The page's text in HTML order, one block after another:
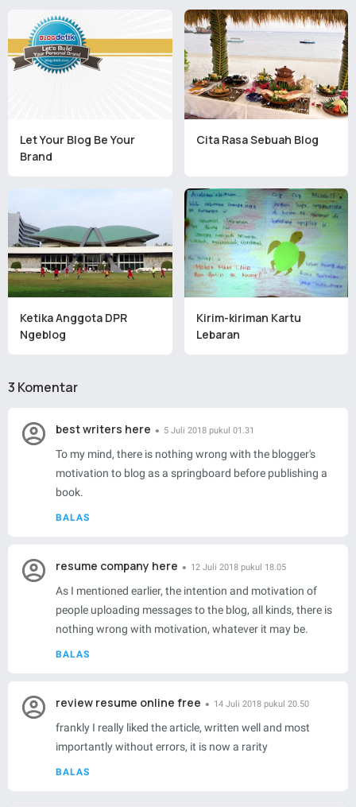
Let Your Blog Be Your
Brand
Cita Rasa Sebuah Blog
Ketika Anggota DPR
Ngeblog
Kirim-kiriman Kartu
Lebaran
3 Komentar
best writers here 5 Juli 2018 pukul 01.31
To my mind, there is nothing wrong with the blogger's
motivation to blog as a springboard before publishing a
book.
BALAS
resume company here 12 Juli 2018 pukul 18.05
As I mentioned earlier, the intention and motivation of
people uploading messages to the blog, all kinds, there is
nothing wrong with motivation, whatever it may be.
BALAS
review resume online free 14 Juli 2018 pukul 20.50
frankly I really liked the article, written well and most
importantly without errors, it is now a rarity
BALAS